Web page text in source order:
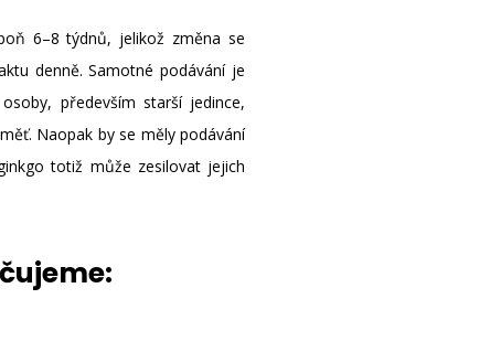
6–8 týdnů, jelikož změna se
denně. Samotné podávání je
především starší jedince,
Naopak by se měly podávání
totiž může zesilovat jejich